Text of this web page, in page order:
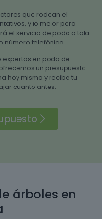
que rodean el
y lo mejor para
el servicio de poda o tala
número telefónico.
expertos en poda de
un presupuesto
hoy mismo y recibe tu
cuanto antes.
árboles en